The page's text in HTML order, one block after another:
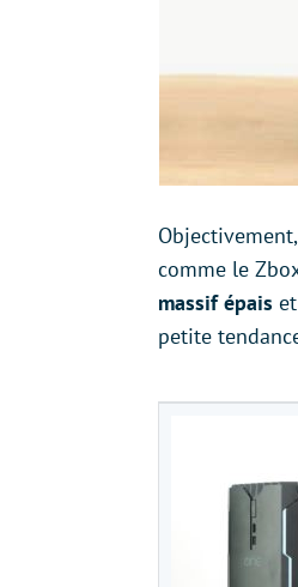
Objectivement,
comme le
massif épais
petite